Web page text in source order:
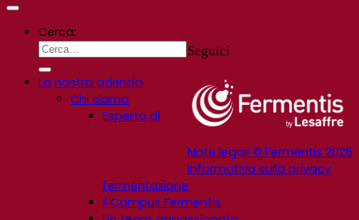
Seguici
Note legali © Fermentis 2026
Informativa sulla privacy
Cerca:
La nostra azienda
Chi siamo
Esperto di
fermentazione
Il Campus Fermentis